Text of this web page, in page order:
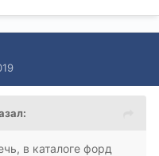
в каталоге форд